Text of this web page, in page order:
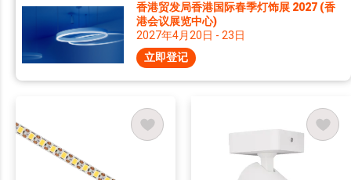
香港贸发局香港国际春季灯饰展 2027 (香
港会议展览中心)
2027年4月20日 - 23日
立即登记